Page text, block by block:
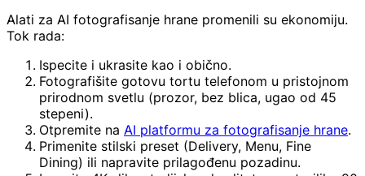
Alati za AI fotografisanje hrane promenili su ekonomiju.
Tok rada:
Ispecite i ukrasite kao i obično.
Fotografišite gotovu tortu telefonom u pristojnom
prirodnom svetlu (prozor, bez blica, ugao od 45
stepeni).
Otpremite na AI platformu za fotografisanje hrane.
Primenite stilski preset (Delivery, Menu, Fine
Dining) ili napravite prilagođenu pozadinu.